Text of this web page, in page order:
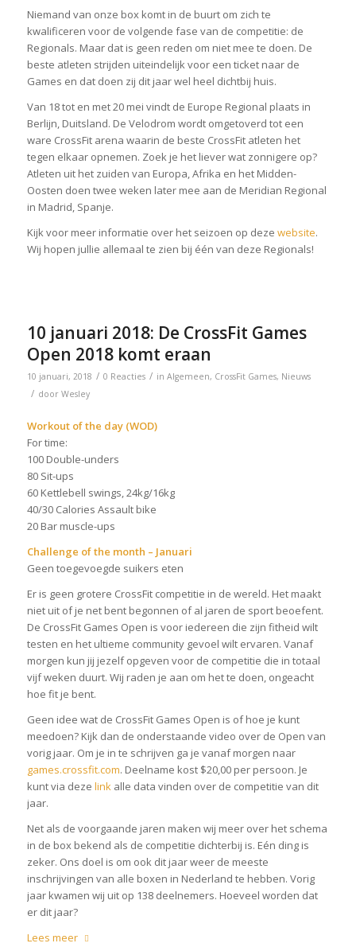
Niemand van onze box komt in de buurt om zich te
kwalificeren voor de volgende fase van de competitie: de
Regionals. Maar dat is geen reden om niet mee te doen. De
beste atleten strijden uiteindelijk voor een ticket naar de
Games en dat doen zij dit jaar wel heel dichtbij huis.
Van 18 tot en met 20 mei vindt de Europe Regional plaats in
Berlijn, Duitsland. De Velodrom wordt omgetoverd tot een
ware CrossFit arena waarin de beste CrossFit atleten het
tegen elkaar opnemen. Zoek je het liever wat zonnigere op?
Atleten uit het zuiden van Europa, Afrika en het Midden-
Oosten doen twee weken later mee aan de Meridian Regional
in Madrid, Spanje.
Kijk voor meer informatie over het seizoen op deze website.
Wij hopen jullie allemaal te zien bij één van deze Regionals!
10 januari 2018: De CrossFit Games
Open 2018 komt eraan
10 januari, 2018 / 0 Reacties / in Algemeen, CrossFit Games, Nieuws
/ door Wesley
Workout of the day (WOD)
For time:
100 Double-unders
80 Sit-ups
60 Kettlebell swings, 24kg/16kg
40/30 Calories Assault bike
20 Bar muscle-ups
Challenge of the month – Januari
Geen toegevoegde suikers eten
Er is geen grotere CrossFit competitie in de wereld. Het maakt
niet uit of je net bent begonnen of al jaren de sport beoefent.
De CrossFit Games Open is voor iedereen die zijn fitheid wilt
testen en het ultieme community gevoel wilt ervaren. Vanaf
morgen kun jij jezelf opgeven voor de competitie die in totaal
vijf weken duurt. Wij raden je aan om het te doen, ongeacht
hoe fit je bent.
Geen idee wat de CrossFit Games Open is of hoe je kunt
meedoen? Kijk dan de onderstaande video over de Open van
vorig jaar. Om je in te schrijven ga je vanaf morgen naar
games.crossfit.com. Deelname kost $20,00 per persoon. Je
kunt via deze linkalle data vinden over de competitie van dit
jaar.
Net als de voorgaande jaren maken wij meer over het schema
in de box bekend als de competitie dichterbij is. Eén ding is
zeker. Ons doel is om ook dit jaar weer de meeste
inschrijvingen van alle boxen in Nederland te hebben. Vorig
jaar kwamen wij uit op 138 deelnemers. Hoeveel worden dat
er dit jaar?
Lees meer